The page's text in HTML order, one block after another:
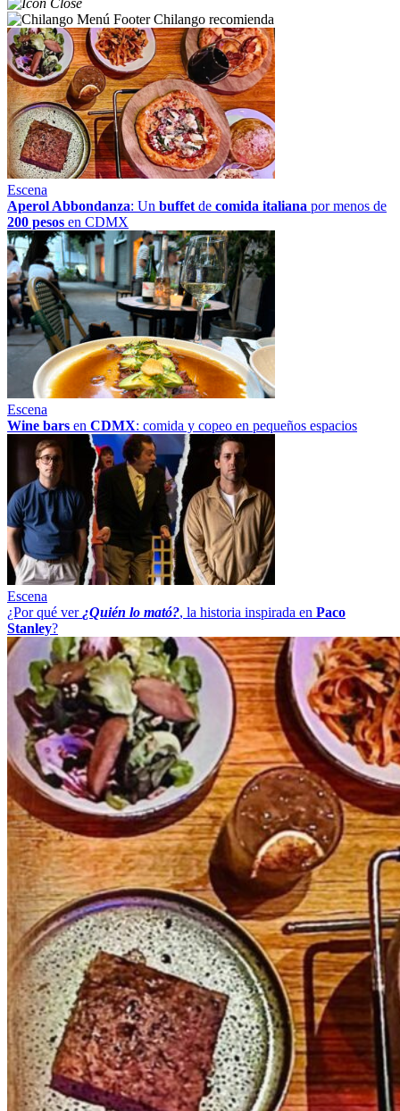
Chilango recomienda
Escena
Aperol Abbondanza: Un buffet de comida italiana por menos de
200 pesos en CDMX
Escena
Wine bars en CDMX: comida y copeo en pequeños espacios
Escena
¿Por qué ver ¿Quién lo mató?, la historia inspirada en Paco
Stanley?